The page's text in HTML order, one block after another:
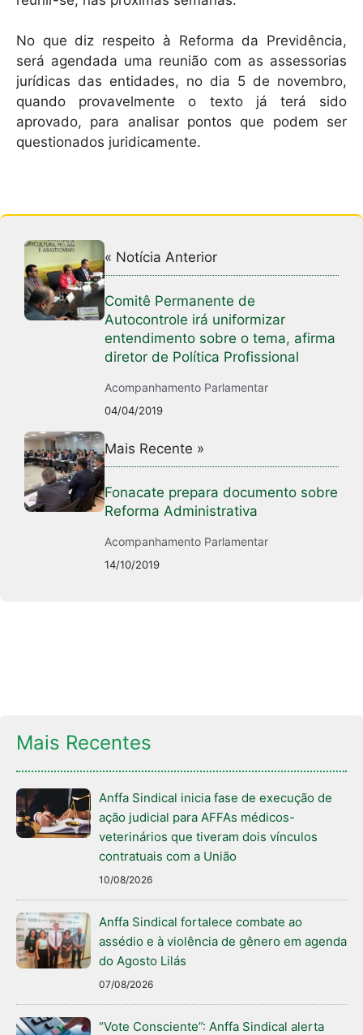
No que diz respeito à Reforma da Previdência,
será agendada uma reunião com as assessorias
jurídicas das entidades, no dia 5 de novembro,
quando provavelmente o texto já terá sido
aprovado, para analisar pontos que podem ser
questionados juridicamente.
« Notícia Anterior
Comitê Permanente de
Autocontrole irá uniformizar
entendimento sobre o tema, afirma
diretor de Política Profissional
Acompanhamento Parlamentar
04/04/2019
Mais Recente »
Fonacate prepara documento sobre
Reforma Administrativa
Acompanhamento Parlamentar
14/10/2019
Mais Recentes
Anffa Sindical inicia fase de execução de
ação judicial para AFFAs médicos-
veterinários que tiveram dois vínculos
contratuais com a União
10/08/2026
Anffa Sindical fortalece combate ao
assédio e à violência de gênero em agenda
do Agosto Lilás
07/08/2026
“Vote Consciente”: Anffa Sindical alerta